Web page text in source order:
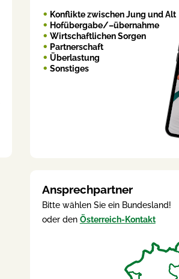
Konflikte zwischen Jung und Alt
Hofübergabe/–übernahme
Wirtschaftlichen Sorgen
Partnerschaft
Überlastung
Sonstiges
Ansprechpartner
Bitte wählen Sie ein Bundesland!
oder den Österreich-Kontakt